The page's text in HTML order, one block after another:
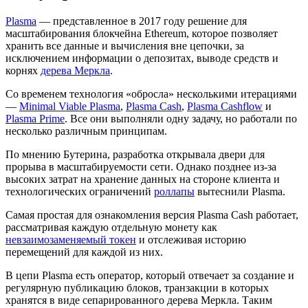
Plasma — представленное в 2017 году решение для
масштабирования блокчейна Ethereum, которое позволяет
хранить все данные и вычисления вне цепочки, за
исключением информации о депозитах, выводе средств и
корнях дерева Меркла.
Со временем технология «обросла» несколькими итерациями
— Minimal Viable Plasma, Plasma Cash, Plasma Cashflow и
Plasma Prime. Все они выполняли одну задачу, но работали по
несколько различным принципам.
По мнению Бутерина, разработка открывала двери для
прорыва в масштабируемости сети. Однако позднее из-за
высоких затрат на хранение данных на стороне клиента и
технологических ограничений роллапы вытеснили Plasma.
Самая простая для ознакомления версия Plasma Cash работает,
рассматривая каждую отдельную монету как
невзаимозаменяемый токен и отслеживая историю
перемещений для каждой из них.
В цепи Plasma есть оператор, который отвечает за создание и
регулярную публикацию блоков, транзакции в которых
хранятся в виде сепарированного дерева Меркла. Таким